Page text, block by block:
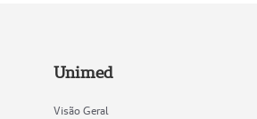
Unimed
Visão Geral